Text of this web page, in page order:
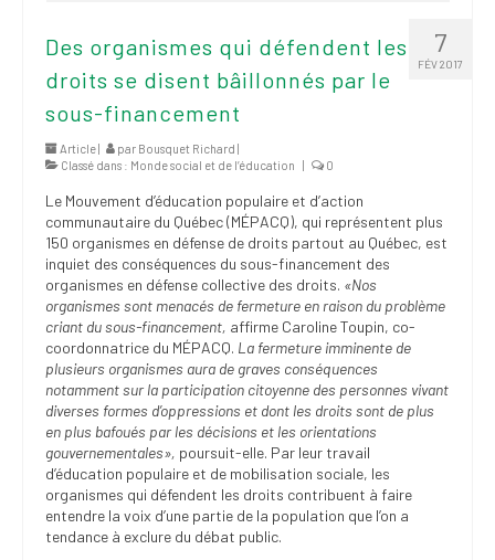
7
FÉV 2017
Des organismes qui défendent les
droits se disent bâillonnés par le
sous-financement
Article | par Bousquet Richard |
Classé dans : Monde social et de l’éducation | 0
Le Mouvement d’éducation populaire et d’action
communautaire du Québec (MÉPACQ), qui représentent plus
150 organismes en défense de droits partout au Québec, est
inquiet des conséquences du sous-financement des
organismes en défense collective des droits. «Nos
organismes sont menacés de fermeture en raison du problème
criant du sous-financement, affirme Caroline Toupin, co-
coordonnatrice du MÉPACQ. La fermeture imminente de
plusieurs organismes aura de graves conséquences
notamment sur la participation citoyenne des personnes vivant
diverses formes d’oppressions et dont les droits sont de plus
en plus bafoués par les décisions et les orientations
gouvernementales», poursuit-elle. Par leur travail
d’éducation populaire et de mobilisation sociale, les
organismes qui défendent les droits contribuent à faire
entendre la voix d’une partie de la population que l’on a
tendance à exclure du débat public.